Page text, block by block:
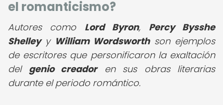
el romanticismo?
Autores como Lord Byron, Percy Bysshe
Shelleyy William Wordsworthson ejemplos
de escritores que personificaron la exaltación
del genio creadoren sus obras literarias
durante el periodo romántico.